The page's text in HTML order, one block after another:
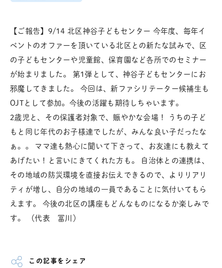
【ご報告】9/14 北区神谷子どもセンター 今年度、毎年イ
ベントのオファーを頂いている北区との新たな試みで、区
の子どもセンターや児童館、保育園など各所でのセミナー
が始まりました。 第1弾として、神谷子どもセンターにお
邪魔してきました。
今回は、新ファシリテーター候補生も
OJTとして参加。今後の活躍も期待しちゃいます。
2歳児と、その保護者対象で、賑やかな会場！ うちの子ど
もと同じ年代のお子様達でしたが、みんな良い子だったな
ぁ。。 ママ達も熱心に聞いて下さって、お友達にも教えて
あげたい！と言いにきてくれた方も。 自治体との連携は、
その地域の防災環境を直接お伝えできるので、よりリアリ
ティが増し、自分の地域の一員であることに気付いてもら
えます。 今後の北区の講座もどんなものになるか楽しみで
す。 （代表 冨川）
この記事をシェア